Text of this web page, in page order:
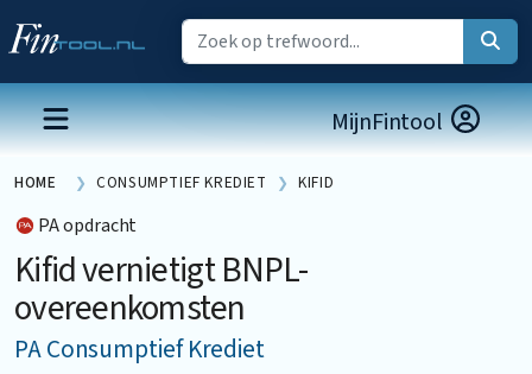
MijnFintool
HOME CONSUMPTIEF KREDIET KIFID
PA opdracht
Kifid vernietigt BNPL-
overeenkomsten
PA Consumptief Krediet